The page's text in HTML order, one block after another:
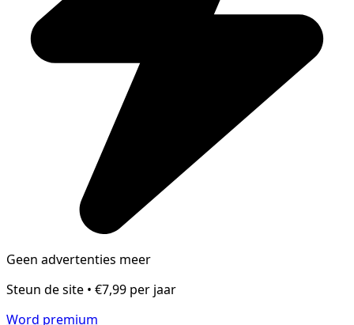
Geen advertenties meer
Steun de site • €7,99 per jaar
Word premium